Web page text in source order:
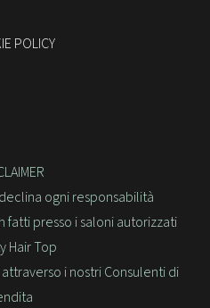
POLICY
ogni responsabilità
fatti presso i saloni autorizzati
Hair Top
i nostri Consulenti di